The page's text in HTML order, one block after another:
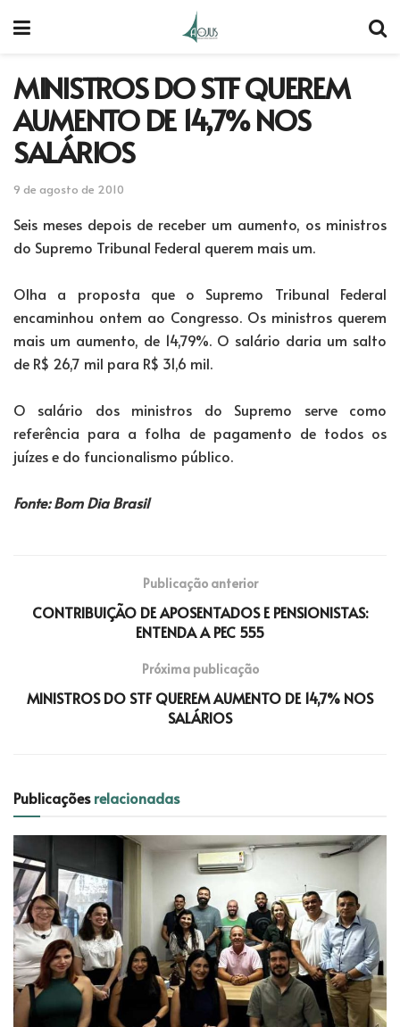
MINISTROS DO STF QUEREM
AUMENTO DE 14,7% NOS
SALÁRIOS
9 de agosto de 2010
Seis meses depois de receber um aumento, os ministros
do Supremo Tribunal Federal querem mais um.
Olha a proposta que o Supremo Tribunal Federal
encaminhou ontem ao Congresso. Os ministros querem
mais um aumento, de 14,79%. O salário daria um salto
de R$ 26,7 mil para R$ 31,6 mil.
O salário dos ministros do Supremo serve como
referência para a folha de pagamento de todos os
juízes e do funcionalismo público.
Fonte: Bom Dia Brasil
Publicação anterior
CONTRIBUIÇÃO DE APOSENTADOS E PENSIONISTAS:
ENTENDA A PEC 555
Próxima publicação
MINISTROS DO STF QUEREM AUMENTO DE 14,7% NOS
SALÁRIOS
Publicaçõesrelacionadas